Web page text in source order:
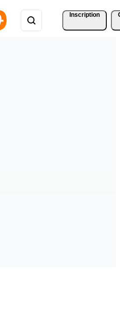
Inscription